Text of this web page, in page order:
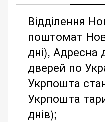
Відділення
поштомат
дні), Адресна
дверей по
Укрпошта
Укрпошта
днів);